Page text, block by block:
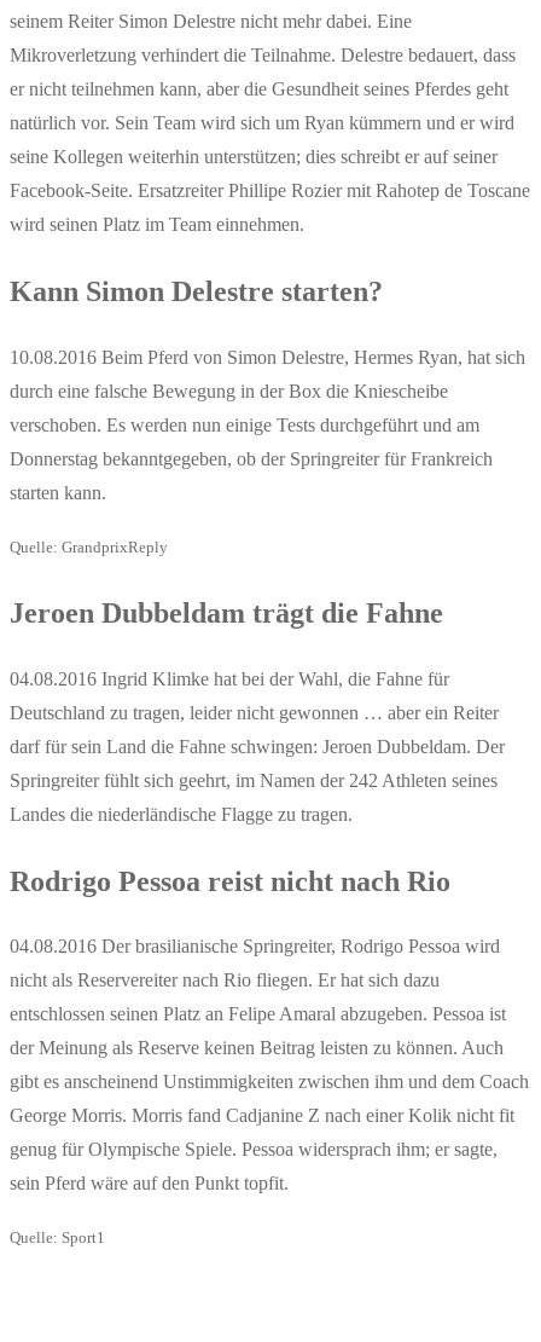
seinem Reiter Simon Delestre nicht mehr dabei. Eine
Mikroverletzung verhindert die Teilnahme. Delestre bedauert, dass
er nicht teilnehmen kann, aber die Gesundheit seines Pferdes geht
natürlich vor. Sein Team wird sich um Ryan kümmern und er wird
seine Kollegen weiterhin unterstützen; dies schreibt er auf seiner
Facebook-Seite. Ersatzreiter Phillipe Rozier mit Rahotep de Toscane
wird seinen Platz im Team einnehmen.
Kann Simon Delestre starten?
10.08.2016 Beim Pferd von Simon Delestre, Hermes Ryan, hat sich
durch eine falsche Bewegung in der Box die Kniescheibe
verschoben. Es werden nun einige Tests durchgeführt und am
Donnerstag bekanntgegeben, ob der Springreiter für Frankreich
starten kann.
Quelle: GrandprixReply
Jeroen Dubbeldam trägt die Fahne
04.08.2016 Ingrid Klimke hat bei der Wahl, die Fahne für
Deutschland zu tragen, leider nicht gewonnen … aber ein Reiter
darf für sein Land die Fahne schwingen: Jeroen Dubbeldam. Der
Springreiter fühlt sich geehrt, im Namen der 242 Athleten seines
Landes die niederländische Flagge zu tragen.
Rodrigo Pessoa reist nicht nach Rio
04.08.2016 Der brasilianische Springreiter, Rodrigo Pessoa wird
nicht als Reservereiter nach Rio fliegen. Er hat sich dazu
entschlossen seinen Platz an Felipe Amaral abzugeben. Pessoa ist
der Meinung als Reserve keinen Beitrag leisten zu können. Auch
gibt es anscheinend Unstimmigkeiten zwischen ihm und dem Coach
George Morris. Morris fand Cadjanine Z nach einer Kolik nicht fit
genug für Olympische Spiele. Pessoa widersprach ihm; er sagte,
sein Pferd wäre auf den Punkt topfit.
Quelle: Sport1